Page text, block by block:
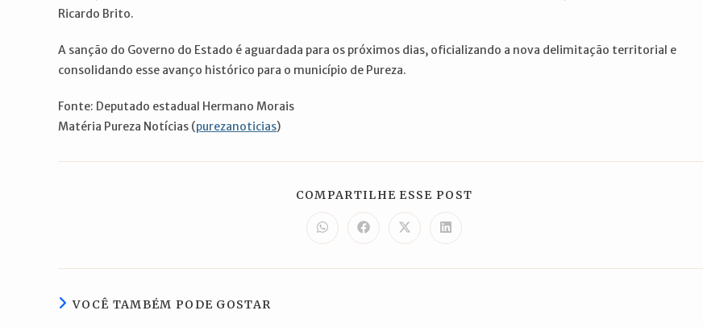
Ricardo Brito.
A sanção do Governo do Estado é aguardada para os próximos dias, oficializando a nova delimitação territorial e
consolidando esse avanço histórico para o município de Pureza.
Fonte: Deputado estadual Hermano Morais
Matéria Pureza Notícias (purezanoticias)
COMPARTILHE ESSE POST
Abre
em
nova
Abre
em
nova
Abre
em
nova
Abre
em
nova
VOCÊ TAMBÉM PODE GOSTAR